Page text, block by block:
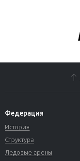
Федерация
История
Структура
Ледовые арены